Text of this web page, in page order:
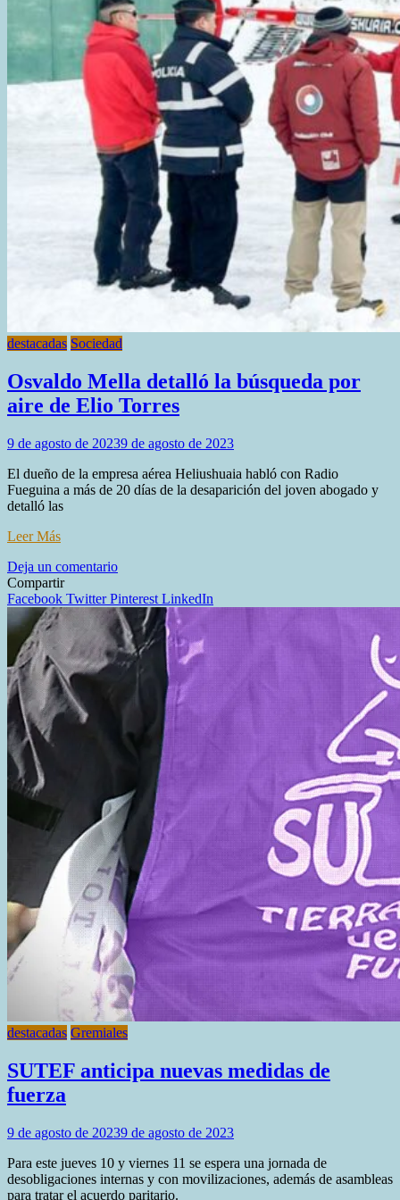
destacadas Sociedad
Osvaldo Mella detalló la búsqueda por
aire de Elio Torres
9 de agosto de 20239 de agosto de 2023
El dueño de la empresa aérea Heliushuaia habló con Radio
Fueguina a más de 20 días de la desaparición del joven abogado y
detalló las
Leer Más
Deja un comentarioen
Mella
detalló
la
búsqueda
por
Compartir
Facebook TwitterPinterest LinkedIn
destacadas Gremiales
SUTEF anticipa nuevas medidas de
fuerza
9 de agosto de 20239 de agosto de 2023
Para este jueves 10 y viernes 11 se espera una jornada de
desobligaciones internas y con movilizaciones, además de asambleas
para tratar el acuerdo paritario.